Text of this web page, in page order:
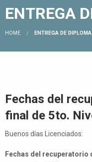
ENTREGA
HOME ENTREGA DE
Fechas del
final de 5to.
Buenos días Licenciados:
Fechas del recuperatorio